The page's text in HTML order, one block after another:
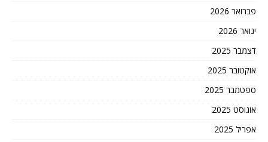
פברואר 2026
ינואר 2026
דצמבר 2025
אוקטובר 2025
ספטמבר 2025
אוגוסט 2025
אפריל 2025